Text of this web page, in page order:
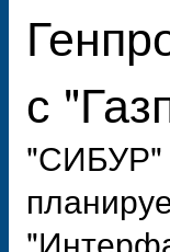
с
"СИБУР"